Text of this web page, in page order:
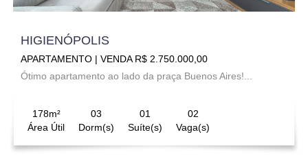
HIGIENÓPOLIS
APARTAMENTO | VENDA R$ 2.750.000,00
Ótimo apartamento ao lado da praça Buenos Aires!...
178m²
Área Útil
03
Dorm(s)
01
Suíte(s)
02
Vaga(s)